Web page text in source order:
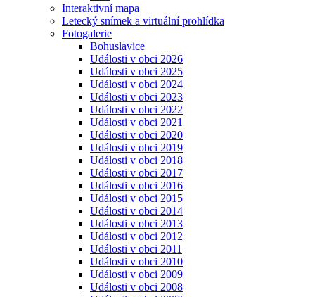
Interaktivní mapa
Letecký snímek a virtuální prohlídka
Fotogalerie
Bohuslavice
Události v obci 2026
Události v obci 2025
Události v obci 2024
Události v obci 2023
Události v obci 2022
Události v obci 2021
Události v obci 2020
Události v obci 2019
Události v obci 2018
Události v obci 2017
Události v obci 2016
Události v obci 2015
Události v obci 2014
Události v obci 2013
Události v obci 2012
Události v obci 2011
Události v obci 2010
Události v obci 2009
Události v obci 2008